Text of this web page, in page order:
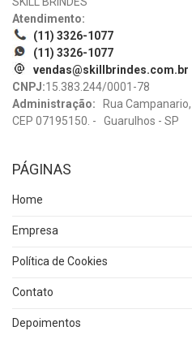
Atendimento:
(11) 3326-1077
(11) 3326-1077
vendas@skillbrindes.com.br
CNPJ:15.383.244/0001-78
Administração: Rua Campanario,
CEP 07195150. - Guarulhos - SP
PÁGINAS
Home
Empresa
Política de Cookies
Contato
Depoimentos